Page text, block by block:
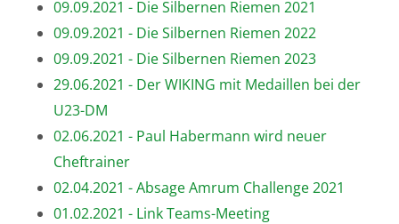
09.09.2021 - Die Silbernen Riemen 2021
09.09.2021 - Die Silbernen Riemen 2022
09.09.2021 - Die Silbernen Riemen 2023
29.06.2021 - Der WIKING mit Medaillen bei der
U23-DM
02.06.2021 - Paul Habermann wird neuer
Cheftrainer
02.04.2021 - Absage Amrum Challenge 2021
01.02.2021 - Link Teams-Meeting